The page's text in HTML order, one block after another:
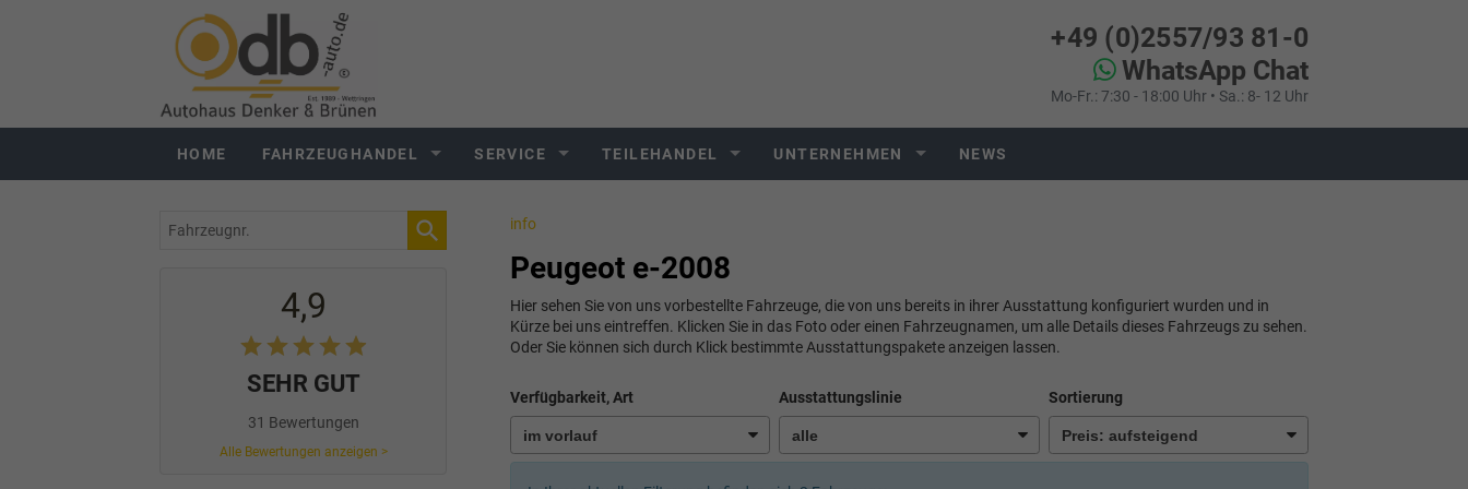
+49 (0)2557/93 81-0
WhatsApp Chat
Mo-Fr.: 7:30 - 18:00 Uhr • Sa.: 8- 12 Uhr
HOME FAHRZEUGHANDEL SERVICE TEILEHANDEL UNTERNEHMEN NEWS
info
Peugeot e-2008
Hier sehen Sie von uns vorbestellte Fahrzeuge, die von uns bereits in ihrer Ausstattung konfiguriert wurden und in
Kürze bei uns eintreffen. Klicken Sie in das Foto oder einen Fahrzeugnamen, um alle Details dieses Fahrzeugs zu sehen.
Oder Sie können sich durch Klick bestimmte Ausstattungspakete anzeigen lassen.
Verfügbarkeit, Art Ausstattungslinie Sortierung
Fahrzeugnr.
4,9
SEHR GUT
31 Bewertungen
Alle Bewertungen anzeigen >